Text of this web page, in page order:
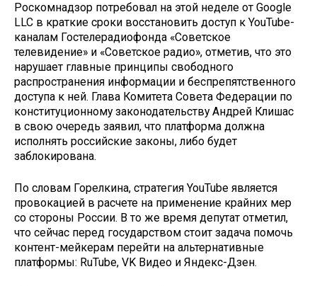
Роскомнадзор потребовал на этой неделе от Google
LLC в краткие сроки восстановить доступ к YouTube-
каналам Гостелерадиофонда «Советское
телевидение» и «Советское радио», отметив, что это
нарушает главные принципы свободного
распространения информации и беспрепятственного
доступа к ней. Глава Комитета Совета Федерации по
конституционному законодательству Андрей Клишас
в свою очередь заявил, что платформа должна
исполнять российские законы, либо будет
заблокирована.
По словам Горелкина, стратегия YouTube является
провокацией в расчете на применение крайних мер
со стороны России. В то же время депутат отметил,
что сейчас перед государством стоит задача помочь
контент-мейкерам перейти на альтернативные
платформы: RuTube, VK Видео и Яндекс-Дзен.